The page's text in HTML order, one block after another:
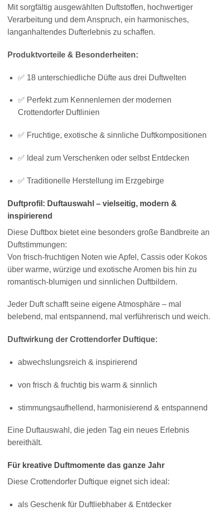
Mit sorgfältig ausgewählten Duftstoffen, hochwertiger
Verarbeitung und dem Anspruch, ein harmonisches,
langanhaltendes Dufterlebnis zu schaffen.
Produktvorteile & Besonderheiten:
✅ 18 unterschiedliche Düfte aus drei Duftwelten
✅ Perfekt zum Kennenlernen der modernen
Crottendorfer Duftlinien
✅ Fruchtige, exotische & sinnliche Duftkompositionen
✅ Ideal zum Verschenken oder selbst Entdecken
✅ Traditionelle Herstellung im Erzgebirge
Duftprofil: Duftauswahl – vielseitig, modern &
inspirierend
Diese Duftbox bietet eine besonders große Bandbreite an
Duftstimmungen:
Von frisch-fruchtigen Noten wie Apfel, Cassis oder Kokos
über warme, würzige und exotische Aromen bis hin zu
romantisch-blumigen und sinnlichen Duftbildern.
Jeder Duft schafft seine eigene Atmosphäre – mal
belebend, mal entspannend, mal verführerisch und weich.
Duftwirkung der Crottendorfer Duftique:
abwechslungsreich & inspirierend
von frisch & fruchtig bis warm & sinnlich
stimmungsaufhellend, harmonisierend & entspannend
Eine Duftauswahl, die jeden Tag ein neues Erlebnis
bereithält.
Für kreative Duftmomente das ganze Jahr
Diese Crottendorfer Duftique eignet sich ideal:
als Geschenk für Duftliebhaber & Entdecker